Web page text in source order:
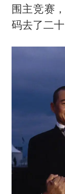
围主竞赛
码去了二十